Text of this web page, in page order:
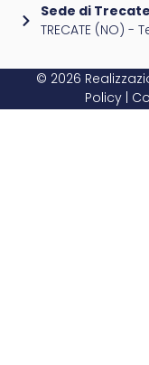
Sede di
TRECATE (NO) -
© 2026
Policy|